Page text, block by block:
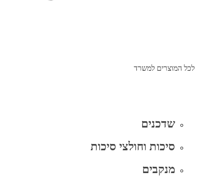
לכל המוצרים למשרד
שדכנים
סיכות וחולצי סיכות
מנקבים